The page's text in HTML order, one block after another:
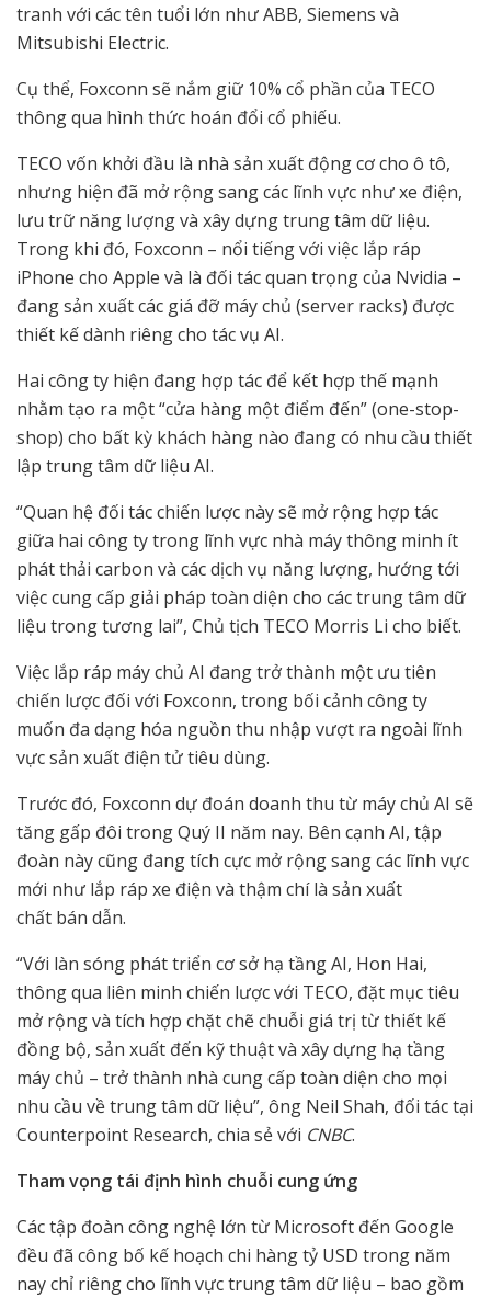
tranh với các tên tuổi lớn như ABB, Siemens và
Mitsubishi Electric.
Cụ thể, Foxconn sẽ nắm giữ 10% cổ phần của TECO
thông qua hình thức hoán đổi cổ phiếu.
TECO vốn khởi đầu là nhà sản xuất động cơ cho ô tô,
nhưng hiện đã mở rộng sang các lĩnh vực như xe điện,
lưu trữ năng lượng và xây dựng trung tâm dữ liệu.
Trong khi đó, Foxconn – nổi tiếng với việc lắp ráp
iPhone cho Apple và là đối tác quan trọng của Nvidia –
đang sản xuất các giá đỡ máy chủ (server racks) được
thiết kế dành riêng cho tác vụ AI.
Hai công ty hiện đang hợp tác để kết hợp thế mạnh
nhằm tạo ra một “cửa hàng một điểm đến” (one-stop-
shop) cho bất kỳ khách hàng nào đang có nhu cầu thiết
lập trung tâm dữ liệu AI.
“Quan hệ đối tác chiến lược này sẽ mở rộng hợp tác
giữa hai công ty trong lĩnh vực nhà máy thông minh ít
phát thải carbon và các dịch vụ năng lượng, hướng tới
việc cung cấp giải pháp toàn diện cho các trung tâm dữ
liệu trong tương lai”, Chủ tịch TECO Morris Li cho biết.
Việc lắp ráp máy chủ AI đang trở thành một ưu tiên
chiến lược đối với Foxconn, trong bối cảnh công ty
muốn đa dạng hóa nguồn thu nhập vượt ra ngoài lĩnh
vực sản xuất điện tử tiêu dùng.
Trước đó, Foxconn dự đoán doanh thu từ máy chủ AI sẽ
tăng gấp đôi trong Quý II năm nay. Bên cạnh AI, tập
đoàn này cũng đang tích cực mở rộng sang các lĩnh vực
mới như lắp ráp xe điện và thậm chí là sản xuất
chất bán dẫn.
“Với làn sóng phát triển cơ sở hạ tầng AI, Hon Hai,
thông qua liên minh chiến lược với TECO, đặt mục tiêu
mở rộng và tích hợp chặt chẽ chuỗi giá trị từ thiết kế
đồng bộ, sản xuất đến kỹ thuật và xây dựng hạ tầng
máy chủ – trở thành nhà cung cấp toàn diện cho mọi
nhu cầu về trung tâm dữ liệu”, ông Neil Shah, đối tác tại
Counterpoint Research, chia sẻ với CNBC.
Tham vọng tái định hình chuỗi cung ứng
Các tập đoàn công nghệ lớn từ Microsoft đến Google
đều đã công bố kế hoạch chi hàng tỷ USD trong năm
nay chỉ riêng cho lĩnh vực trung tâm dữ liệu – bao gồm